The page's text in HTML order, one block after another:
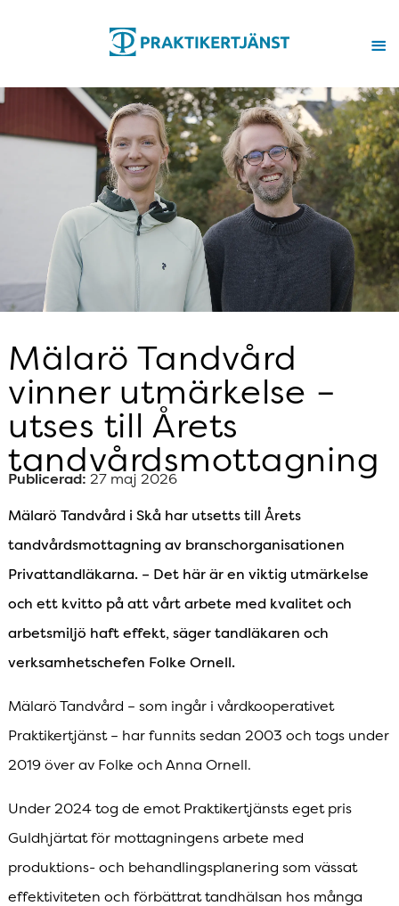
Mälarö Tandvård
vinner utmärkelse –
utses till Årets
tandvårdsmottagning
Publicerad: 27 maj 2026
Mälarö Tandvård i Skå har utsetts till Årets
tandvårdsmottagning av branschorganisationen
Privattandläkarna. – Det här är en viktig utmärkelse
och ett kvitto på att vårt arbete med kvalitet och
arbetsmiljö haft effekt, säger tandläkaren och
verksamhetschefen Folke Ornell.
Mälarö Tandvård – som ingår i vårdkooperativet
Praktikertjänst – har funnits sedan 2003 och togs under
2019 över av Folke och Anna Ornell.
Under 2024 tog de emot Praktikertjänsts eget pris
Guldhjärtat för mottagningens arbete med
produktions- och behandlingsplanering som vässat
effektiviteten och förbättrat tandhälsan hos många